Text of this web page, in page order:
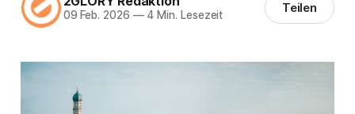
09 Feb. 2026 —4 Min. Lesezeit Teilen